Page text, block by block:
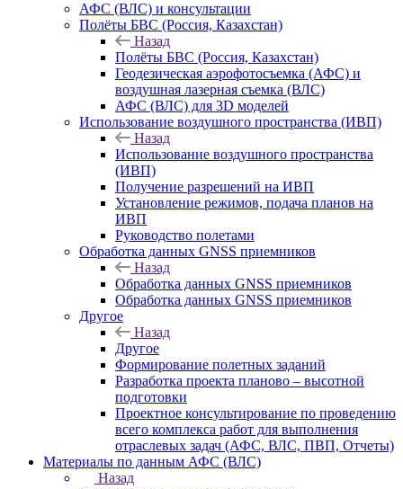
АФС (ВЛС) и консультации
Полёты БВС (Россия, Казахстан)
Назад
Полёты БВС (Россия, Казахстан)
Геодезическая аэрофотосъемка (АФС) и
воздушная лазерная съемка (ВЛС)
АФС (ВЛС) для 3D моделей
Использование воздушного пространства (ИВП)
Назад
Использование воздушного пространства
(ИВП)
Получение разрешений на ИВП
Установление режимов, подача планов на
ИВП
Руководство полетами
Обработка данных GNSS приемников
Назад
Обработка данных GNSS приемников
Обработка данных GNSS приемников
Другое
Назад
Другое
Формирование полетных заданий
Разработка проекта планово – высотной
подготовки
Проектное консультирование по проведению
всего комплекса работ для выполнения
отраслевых задач (АФС, ВЛС, ПВП, Отчеты)
Материалы по данным АФС (ВЛС)
Назад